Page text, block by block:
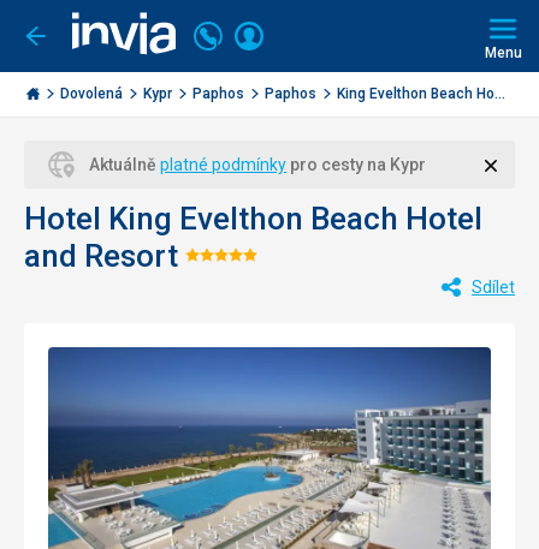
Jít
zpět
Invia.cz
Volejte
226
000
284
Přihlásit
Menu
Dovolená Kypr Paphos Paphos King Evelthon Beach Ho...
Aktuálně platné podmínky pro cesty na Kypr
Hotel King Evelthon Beach Hotel
and Resort Hodnocení:
Sdílet